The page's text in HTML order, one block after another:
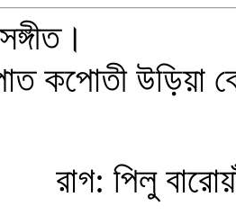
কপোতী উড়িয়া
পিলু বারোয়াঁ,